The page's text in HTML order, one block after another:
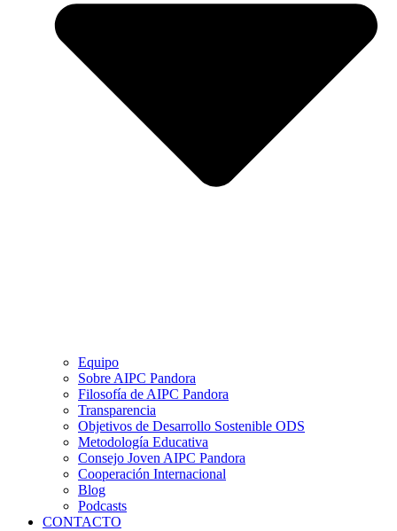
Equipo
Sobre AIPC Pandora
Filosofía de AIPC Pandora
Transparencia
Objetivos de Desarrollo Sostenible ODS
Metodología Educativa
Consejo Joven AIPC Pandora
Cooperación Internacional
Blog
Podcasts
CONTACTO